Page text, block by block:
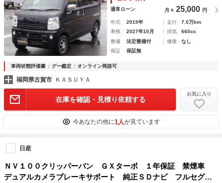
通常ローン 月々 25,000 円
年式 2019年 走行
7.0万km
車検
2027年10月 排気
660cc
整備
法定整備付 修復
なし
保証
保証無
車両状態評価書 グー鑑定 オンライン商談可
福岡県古賀市 ＫＡＳＵＹＡ
在庫を確認・見積り依頼する
お気に入り
今あなたの他に1人が見ています
日産
ＮＶ１００クリッパーバン ＧＸターボ １年保証 禁煙車
デュアルカメラブレーキサポート 純正ＳＤナビ フルセグＴ